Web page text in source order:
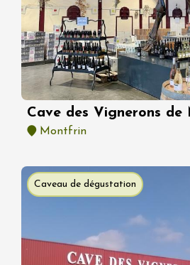
Cave des Vignerons de
Montfrin
Caveau de dégustation